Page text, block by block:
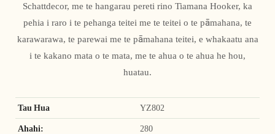
Schattdecor, me te hangarau pereti rino Tiamana Hooker, ka
pehia i raro i te pehanga teitei me te teitei o te pāmahana, te
karawarawa, te parewai me te pāmahana teitei, e whakaatu ana
i te kakano mata o te mata, me te ahua o te ahua he hou,
huatau.
Tau Hua YZ802
Ahahi: 280